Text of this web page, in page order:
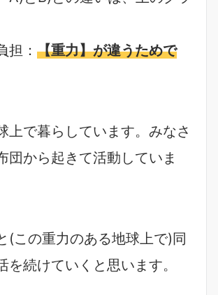
担： 【重力】が違うためで
上で暮らしています。みなさ
団から起きて活動していま
(この重力のある地球上で)同
を続けていくと思います。